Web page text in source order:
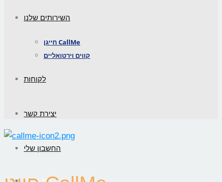
השירותים שלנו
חייגן CallMe
קווים וירטואליים
לקוחות
יצירת קשר
החשבון שלי